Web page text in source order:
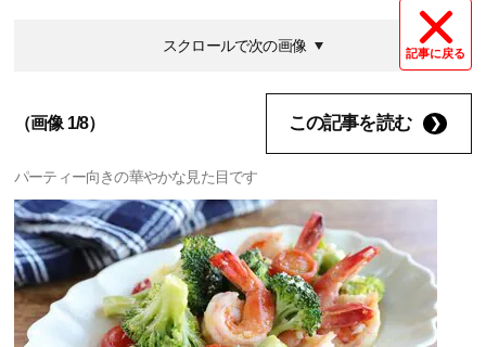
記事に戻る
スクロールで次の画像
（画像 1/8） この記事を読む
パーティー向きの華やかな見た目です